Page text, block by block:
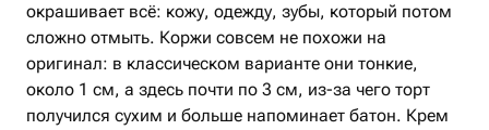
окрашивает всё: кожу, одежду, зубы, который потом
сложно отмыть. Коржи совсем не похожи на
оригинал: в классическом варианте они тонкие,
около 1 см, а здесь почти по 3 см, из-за чего торт
получился сухим и больше напоминает батон. Крем